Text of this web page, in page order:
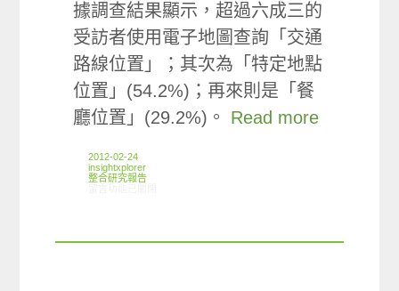
據調查結果顯示，超過六成三的
受訪者使用電子地圖查詢「交通
路線位置」；其次為「特定地點
位置」(54.2%)；再來則是「餐
廳位置」(29.2%)。 Read more
2012-02-24
insightxplorer
整合研究報告